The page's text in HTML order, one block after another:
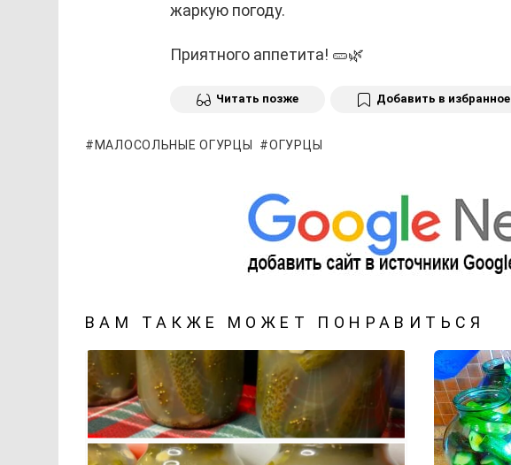
жаркую погоду.
Приятного аппетита! 🥒🌿
Читать позже Добавить в избранное
МАЛОСОЛЬНЫЕ ОГУРЦЫ ОГУРЦЫ
ВАМ ТАКЖЕ МОЖЕТ ПОНРАВИТЬСЯ